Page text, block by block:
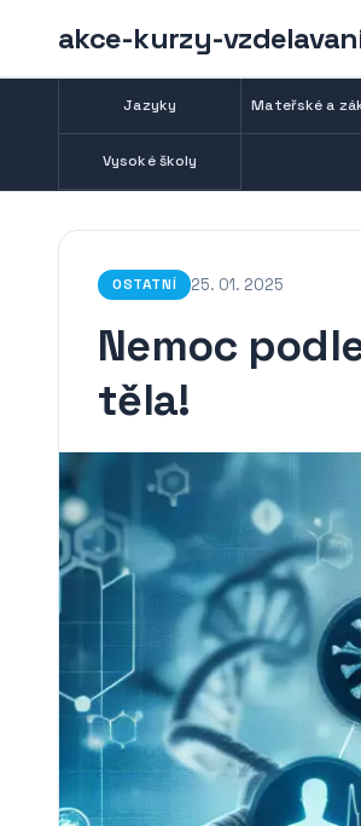
akce-kurzy-
Jazyky Mateřské a
Vysoké školy
OSTATNÍ 25. 01. 2025
Nemoc
těla!